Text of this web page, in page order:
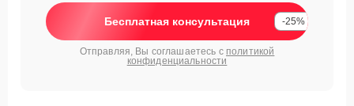
Бесплатная консультация -25%
Отправляя, Вы соглашаетесь с политикой
конфиденциальности